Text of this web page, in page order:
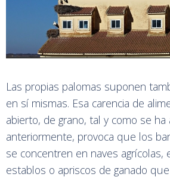
Las propias palomas suponen
en sí mismas. Esa carencia de
abierto, de grano, tal y como se
anteriormente, provoca que los
se concentren en naves agrícolas,
establos o apriscos de ganado